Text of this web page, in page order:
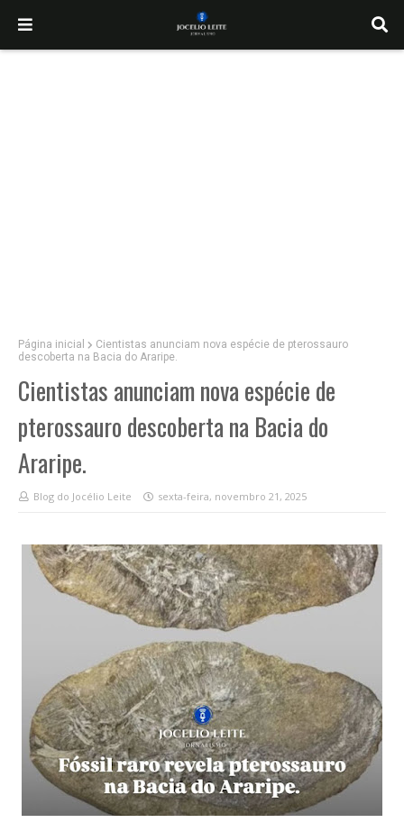
Página inicial
Cientistas anunciam nova espécie de pterossauro
descoberta na Bacia do Araripe.
Cientistas anunciam nova espécie de
pterossauro descoberta na Bacia do
Araripe.
Blog do Jocélio Leite sexta-feira, novembro 21, 2025